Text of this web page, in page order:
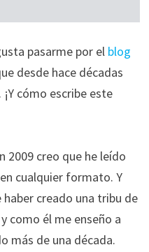
pasarme por el blog
desde hace décadas
cómo escribe este
2009 creo que he leído
cualquier formato. Y
creado una tribu de
como él me enseño a
más de una década.